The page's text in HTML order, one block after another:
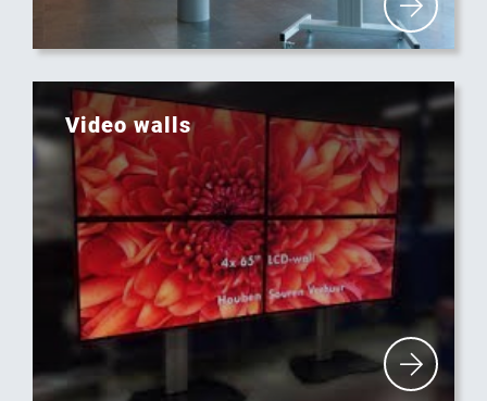
Video walls